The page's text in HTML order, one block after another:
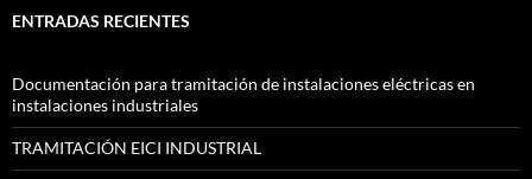
ENTRADAS RECIENTES
Documentación para tramitación de instalaciones eléctricas en
instalaciones industriales
TRAMITACIÓN EICI INDUSTRIAL